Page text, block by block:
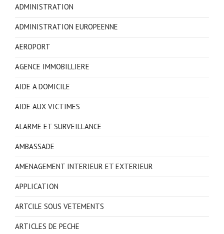
ADMINISTRATION
ADMINISTRATION EUROPEENNE
AEROPORT
AGENCE IMMOBILLIERE
AIDE A DOMICILE
AIDE AUX VICTIMES
ALARME ET SURVEILLANCE
AMBASSADE
AMENAGEMENT INTERIEUR ET EXTERIEUR
APPLICATION
ARTCILE SOUS VETEMENTS
ARTICLES DE PECHE